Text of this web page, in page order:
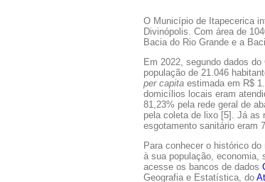
O Município de Itapecerica
Divinópolis. Com área de
Bacia do Rio Grande e a
Em 2022, segundo dados
população de 21.046
per capita estimada em R$
domicílios locais eram
81,23% pela rede geral de
pela coleta de lixo [5]. Já as
esgotamento sanitário eram
Para conhecer o histórico
à sua população, economia,
acesse os bancos de dados
Geografia e Estatística, do